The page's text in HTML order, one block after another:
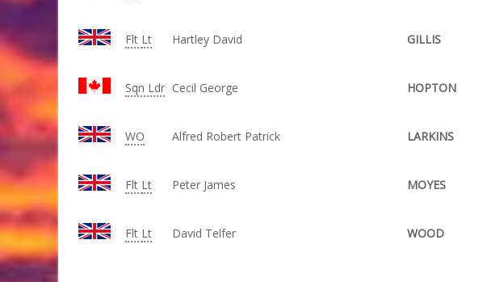
Flt Lt Hartley David GILLIS
Sqn Ldr Cecil George HOPTON
WO Alfred Robert Patrick LARKINS
Flt Lt Peter James MOYES
Flt Lt David Telfer WOOD